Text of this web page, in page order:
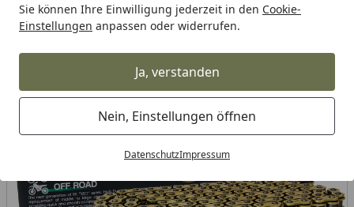
Sie können Ihre Einwilligung jederzeit in den Cookie-
Einstellungen anpassen oder widerrufen.
Ja, verstanden
Nein, Einstellungen öffnen
DatenschutzImpressum
Startseite
RK Rk Motorradkette RK Kette GB525XRE 114 Glieder
RK Kette GB525XRE 114 Glieder